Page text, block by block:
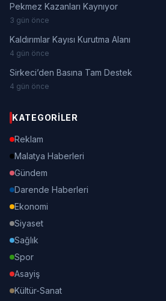
Pekmez Kazanları Kaynıyor
3 gün önce
Kaldırımlar Kayısı Kurutma Alanı
4 gün önce
Sirkeci’den Basına Tam Destek
4 gün önce
KATEGORILER
Reklam
Malatya Haberleri
Gündem
Darende Haberleri
Ekonomi
Siyaset
Sağlık
Spor
Asayiş
Kültür-Sanat